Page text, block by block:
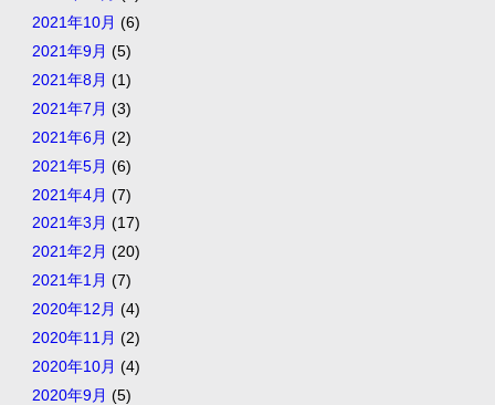
2021年10月 (6)
2021年9月 (5)
2021年8月 (1)
2021年7月 (3)
2021年6月 (2)
2021年5月 (6)
2021年4月 (7)
2021年3月 (17)
2021年2月 (20)
2021年1月 (7)
2020年12月 (4)
2020年11月 (2)
2020年10月 (4)
2020年9月 (5)